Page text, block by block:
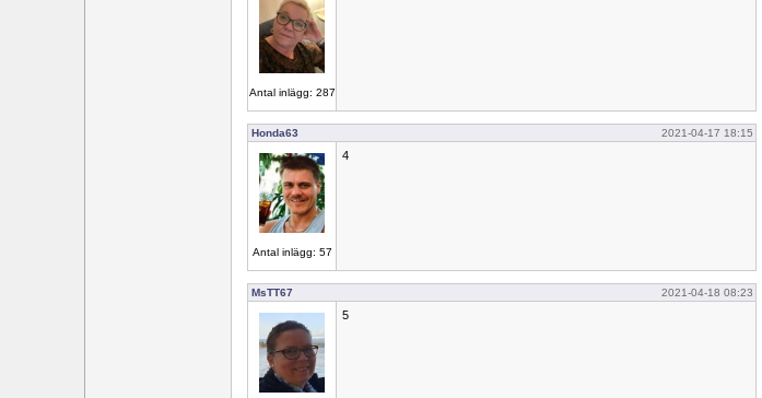
Antal inlägg: 287
Honda63 2021-04-17 18:15
Antal inlägg: 57
4
MsTT67 2021-04-18 08:23
5